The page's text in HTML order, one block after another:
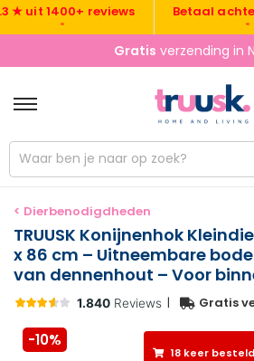
1400+ reviews Betaal achteraf
Gratis verzending in
< Dierbenodigdheden
TRUUSK Konijnenhok
x 86 cm – Uitneembare
van dennenhout – Voor
| Gratis
18 keer besteld
-10%